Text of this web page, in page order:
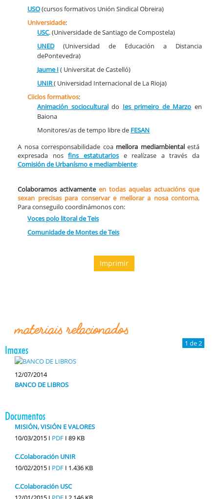
USO(cursos formativos Unión Sindical Obreira)
Universidade:
USC. (Universidade de Santiago de Compostela)
UNED(Universidad de Educación a Distancia
dePontevedra)
Jaume I ( Universitat de Castelló)
UNIR( Universidad Internacional de La Rioja)
Ciiclos formativos:
Animación socioculturaldo Ies primeiro de Marzo en
Baiona
Monitores/as de tempo libre de FESAN
A nosa corresponsabilidade coa mellora mediambientalestá
expresada nosfins estatutariose realízase a través da
Comisión de Urbanísmo e mediambiente:
Colaboramos activamente en todas aquelas actuacións que
sexan precisas para conservar e mellorar a nosa contorna.
Para conseguilo coordinámonos con:
Voces polo litoral de Teis
Comunidade de Montes de Teis
Imprimir
materiais relacionados
Imaxes
1 de 2
12/07/2014
BANCO DE LIBROS
Documentos
MISIÓN, VISIÓN E VALORES
10/03/2015 I PDF I 89 KB
C.Colaboración UNIR
10/02/2015 I PDF I 1.436 KB
C.Colaboración USC